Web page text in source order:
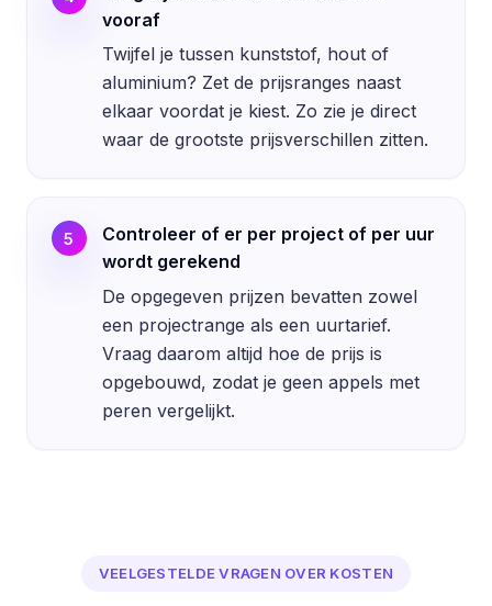
vooraf
Twijfel je tussen kunststof, hout of
aluminium? Zet de prijsranges naast
elkaar voordat je kiest. Zo zie je direct
waar de grootste prijsverschillen zitten.
5
Controleer of er per project of per uur
wordt gerekend
De opgegeven prijzen bevatten zowel
een projectrange als een uurtarief.
Vraag daarom altijd hoe de prijs is
opgebouwd, zodat je geen appels met
peren vergelijkt.
VEELGESTELDE VRAGEN OVER KOSTEN